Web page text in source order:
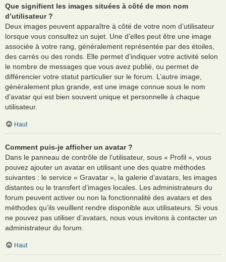
Que signifient les images situées à côté de mon nom
d’utilisateur ?
Deux images peuvent apparaître à côté de votre nom d’utilisateur
lorsque vous consultez un sujet. Une d’elles peut être une image
associée à votre rang, généralement représentée par des étoiles,
des carrés ou des ronds. Elle permet d’indiquer votre activité selon
le nombre de messages que vous avez publié, ou permet de
différencier votre statut particulier sur le forum. L’autre image,
généralement plus grande, est une image connue sous le nom
d’avatar qui est bien souvent unique et personnelle à chaque
utilisateur.
Haut
Comment puis-je afficher un avatar ?
Dans le panneau de contrôle de l’utilisateur, sous « Profil », vous
pouvez ajouter un avatar en utilisant une des quatre méthodes
suivantes : le service « Gravatar », la galerie d’avatars, les images
distantes ou le transfert d’images locales. Les administrateurs du
forum peuvent activer ou non la fonctionnalité des avatars et des
méthodes qu’ils veuillent rendre disponible aux utilisateurs. Si vous
ne pouvez pas utiliser d’avatars, nous vous invitons à contacter un
administrateur du forum.
Haut